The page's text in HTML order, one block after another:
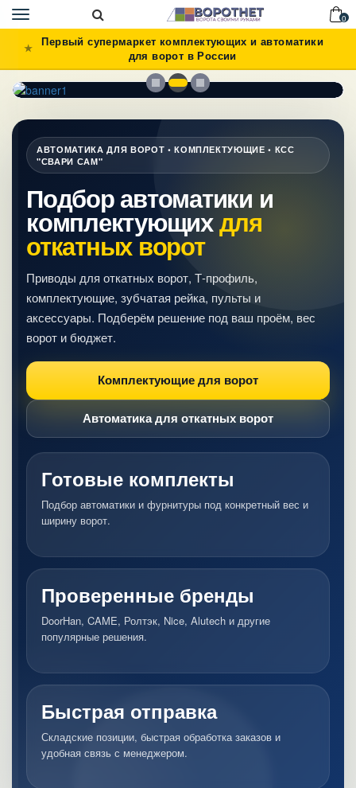
Toggle
navigation
0
Первый супермаркет комплектующих и автоматики
для ворот в России
АВТОМАТИКА ДЛЯ ВОРОТ • КОМПЛЕКТУЮЩИЕ • КСС
"СВАРИ САМ"
Подбор автоматики и
комплектующихдля
откатных ворот
Приводы для откатных ворот, Т-профиль,
комплектующие, зубчатая рейка, пульты и
аксессуары. Подберём решение под ваш проём, вес
ворот и бюджет.
Комплектующие для ворот
Автоматика для откатных ворот
Готовые комплекты
Подбор автоматики и фурнитуры под конкретный вес и
ширину ворот.
Проверенные бренды
DoorHan, CAME, Ролтэк, Nice, Alutech и другие
популярные решения.
Быстрая отправка
Складские позиции, быстрая обработка заказов и
удобная связь с менеджером.